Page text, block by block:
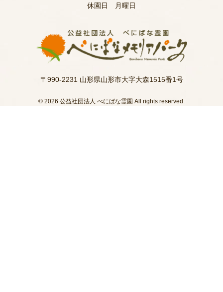
〒990-2231 山形県山形市大字大森1515番1号
休園日 月曜日
© 2026 公益社団法人 べにばな霊園 All rights reserved.